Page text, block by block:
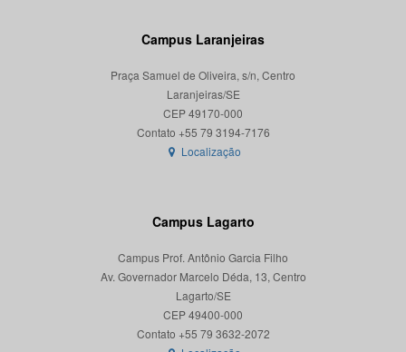
Campus Laranjeiras
Praça Samuel de Oliveira, s/n, Centro
Laranjeiras/SE
CEP 49170-000
Localização
Campus Lagarto
Campus Prof. Antônio Garcia Filho
Av. Governador Marcelo Déda, 13, Centro
Lagarto/SE
CEP 49400-000